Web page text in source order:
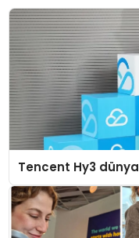
Tencent Hy3